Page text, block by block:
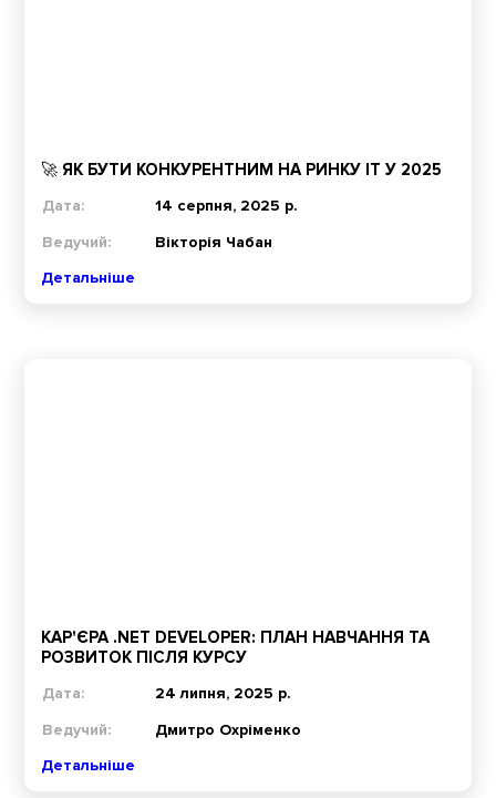
🚀 ЯК БУТИ КОНКУРЕНТНИМ НА РИНКУ IT У 2025
Дата:
14 серпня, 2025 р.
Ведучий:
Вікторія Чабан
Детальніше
КАР'ЄРА .NET DEVELOPER: ПЛАН НАВЧАННЯ ТА
РОЗВИТОК ПІСЛЯ КУРСУ
Дата:
24 липня, 2025 р.
Ведучий:
Дмитро Охріменко
Детальніше